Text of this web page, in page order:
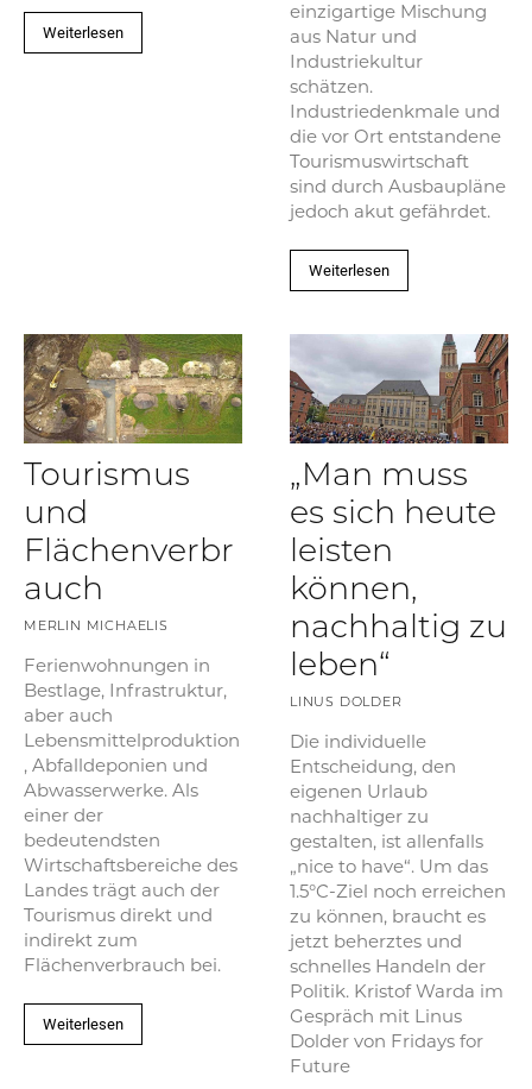
Weiterlesen
einzigartige Mischung
aus Natur und
Industriekultur
schätzen.
Industriedenkmale und
die vor Ort entstandene
Tourismuswirtschaft
sind durch Ausbaupläne
jedoch akut gefährdet.
Weiterlesen
Tourismus
und
Flächenverbr
auch
MERLIN MICHAELIS
Ferienwohnungen in
Bestlage, Infrastruktur,
aber auch
Lebensmittelproduktion
, Abfalldeponien und
Abwasserwerke. Als
einer der
bedeutendsten
Wirtschaftsbereiche des
Landes trägt auch der
Tourismus direkt und
indirekt zum
Flächenverbrauch bei.
Weiterlesen
„Man muss
es sich heute
leisten
können,
nachhaltig zu
leben“
LINUS DOLDER
Die individuelle
Entscheidung, den
eigenen Urlaub
nachhaltiger zu
gestalten, ist allenfalls
„nice to have“. Um das
1.5°C-Ziel noch erreichen
zu können, braucht es
jetzt beherztes und
schnelles Handeln der
Politik. Kristof Warda im
Gespräch mit Linus
Dolder von Fridays for
Future